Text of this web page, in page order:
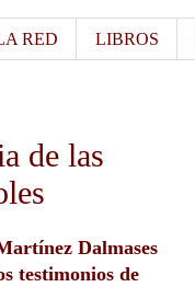
RED LIBROS
de las
Dalmases
testimonios de